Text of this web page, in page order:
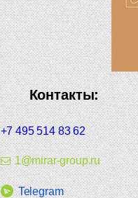
Контакты:
+7 495 514 83 62
1@mirar-group.ru
Telegram